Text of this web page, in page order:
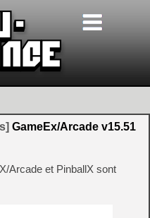
GameEx/Arcade v15.51
Arcade et PinballX sont